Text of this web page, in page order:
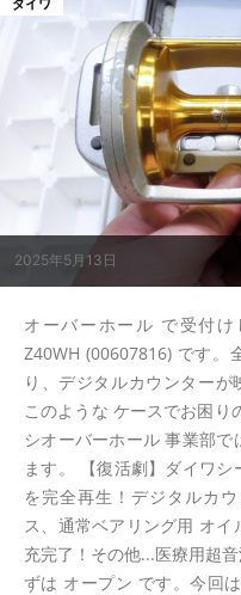
2025年5月13日
オーバーホール で受付
Z40WH (00607816) です
り、デジタルカウンター
このような ケースでお困り
シオーバーホール 事業部で
ます。 【復活劇】ダイワ
を完全再生！デジタルカ
ス、通常ベアリング用 オ
充完了！その他...医療用超
ずは オープン です。今回